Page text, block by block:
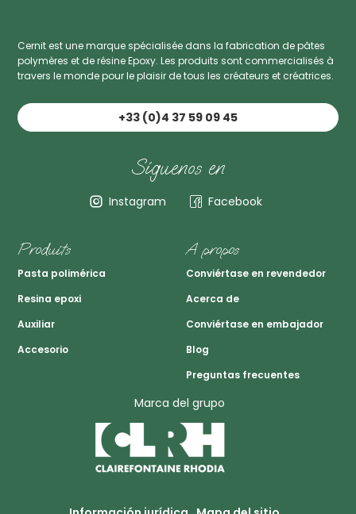
Cernit est une marque spécialisée dans la fabrication de pâtes
polymères et de résine Epoxy. Les produits sont commercialisés à
travers le monde pour le plaisir de tous les créateurs et créatrices.
+33 (0)4 37 59 09 45
Síguenos en
Instagram Facebook
Produits
Pasta polimérica
Resina epoxi
Auxiliar
Accesorio
A propos
Conviértase en revendedor
Acerca de
Conviértase en embajador
Blog
Preguntas frecuentes
Marca del grupo